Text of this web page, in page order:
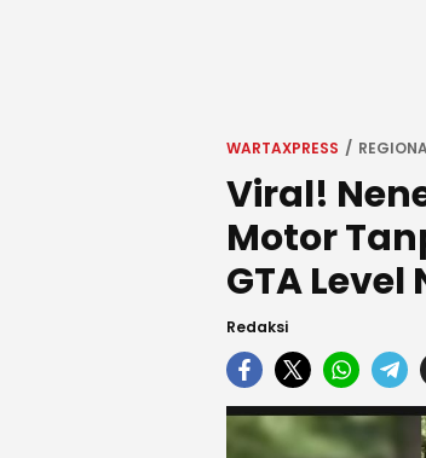
WARTAXPRESS
Viral!
Motor
GTA Level
Redaksi